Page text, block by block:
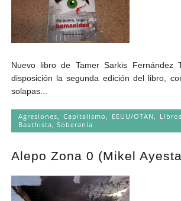
Nuevo libro de Tamer Sarkis Fernández
disposición la segunda edición del libro,
solapas...
Agresiones, Capitalismo, EEUU/OTAN, Libros
Baathista, Soberanía
Alepo Zona 0 (Mikel